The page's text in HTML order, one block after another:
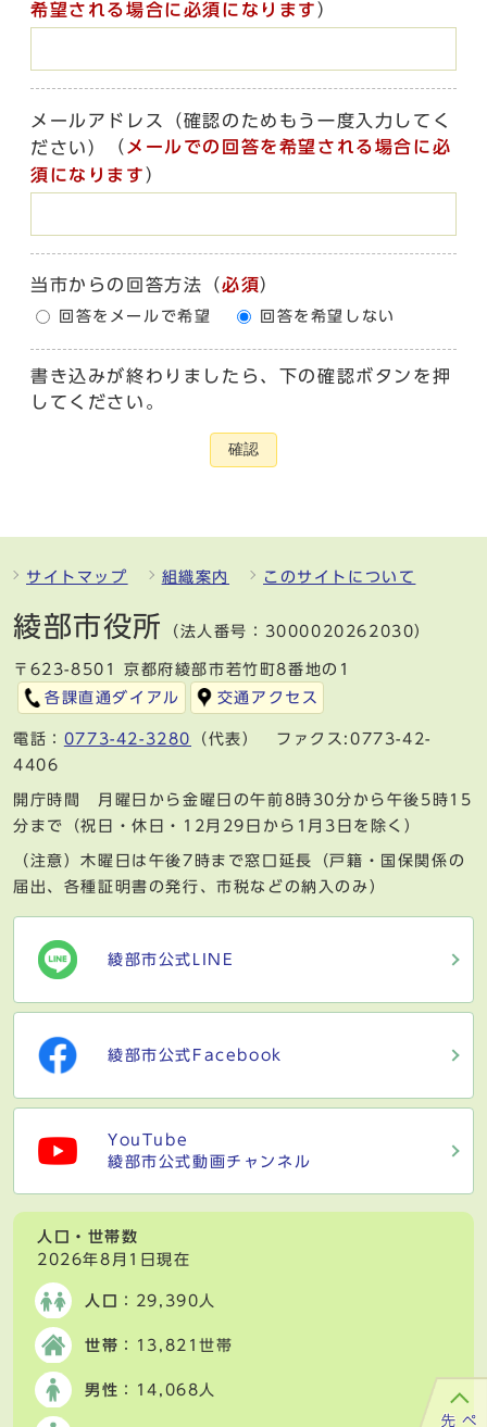
希望される場合に必須になります ）
メールアドレス（確認のためもう一度入力してく
ださい）
（ メールでの回答を希望される場合に必
須になります ）
当市からの回答方法 （必須）
回答をメールで希望 回答を希望しない
書き込みが終わりましたら、下の確認ボタンを押
してください。
確認
サイトマップ 組織案内 このサイトについて
綾部市役所 （法人番号：3000020262030）
〒623-8501 京都府綾部市若竹町8番地の1
各課直通ダイアル
交通アクセス
電話： 0773-42-3280
（代表） ファクス:0773-42-
4406
開庁時間 月曜日から金曜日の午前8時30分から午後5時15
分まで（祝日・休日・12月29日から1月3日を除く）
（注意）木曜日は午後7時まで窓口延長（戸籍・国保関係の
届出、各種証明書の発行、市税などの納入のみ）
綾部市公式LINE
綾部市公式Facebook
YouTube
綾部市公式動画チャンネル
人口・世帯数
2026年8月1日現在
人口 ：29,390人
世帯 ：13,821世帯
男性 ：14,068人